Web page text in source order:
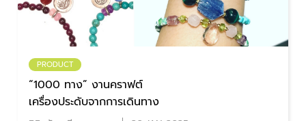
PRODUCT
พาสเทล
PASTEL